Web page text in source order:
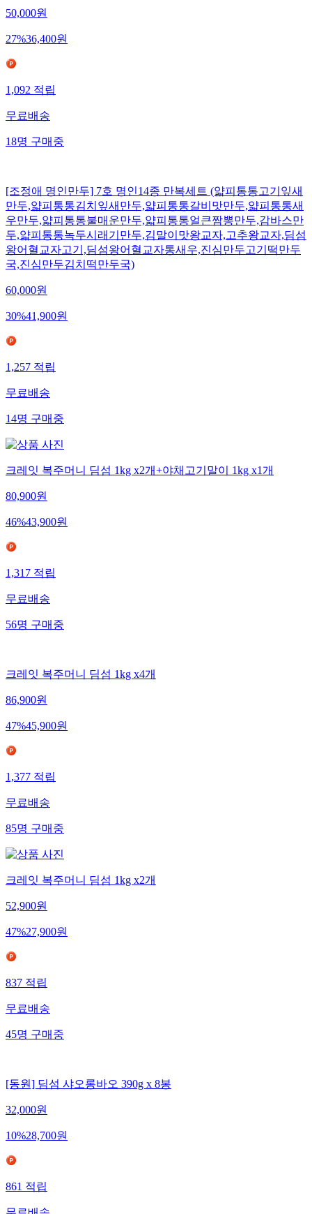
50,000원
27%36,400원
1,092적립
무료배송
18명구매중
[조정애 명인만두] 7호 명인14종 만복세트 (얇피통통고기잎새
만두,얇피통통김치잎새만두,얇피통통갈비맛만두,얇피통통새
우만두,얇피통통불매운만두,얇피통통얼큰짬뽕만두,감바스만
두,얇피통통녹두시래기만두,김말이맛왕교자,고추왕교자,딤섬
왕어혈교자고기,딤섬왕어혈교자통새우,진심만두고기떡만두
국,진심만두김치떡만두국)
60,000원
30%41,900원
1,257적립
무료배송
14명구매중
크레잇 복주머니 딤섬 1kg x2개+야채고기말이 1kg x1개
80,900원
46%43,900원
1,317적립
무료배송
56명구매중
크레잇 복주머니 딤섬 1kg x4개
86,900원
47%45,900원
1,377적립
무료배송
85명구매중
크레잇 복주머니 딤섬 1kg x2개
52,900원
47%27,900원
837적립
무료배송
45명구매중
[동원] 딤섬 샤오롱바오 390g x 8봉
32,000원
10%28,700원
861적립